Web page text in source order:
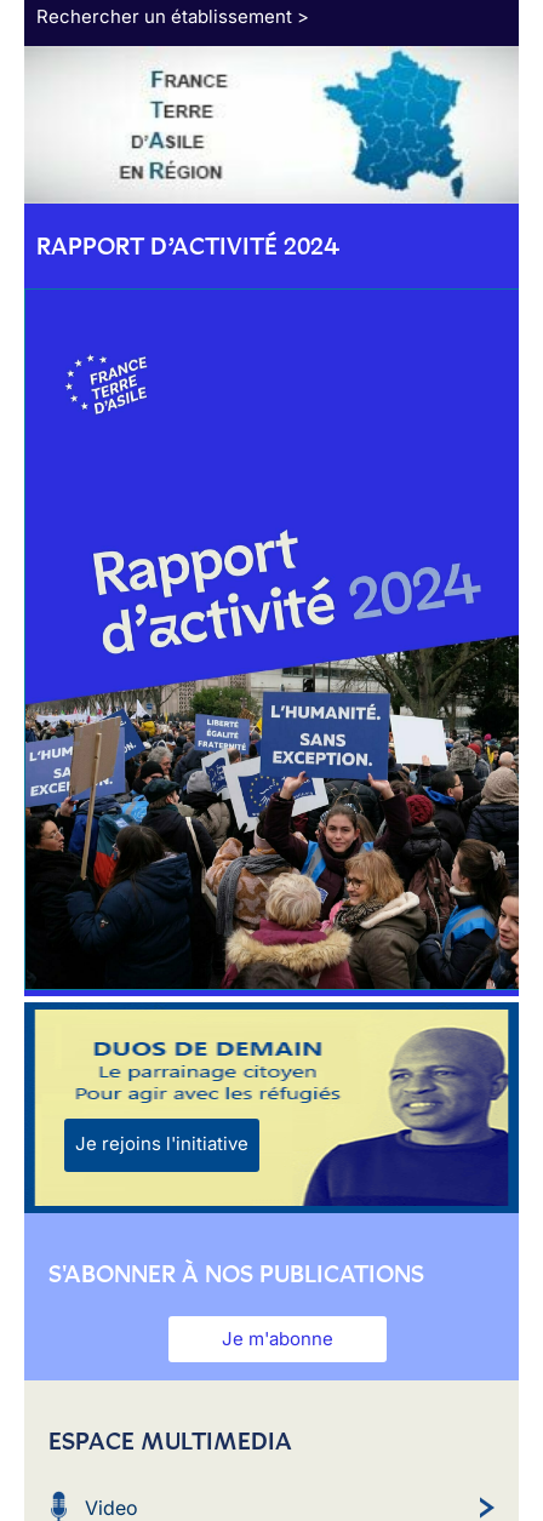
Rechercher un établissement >
RAPPORT D’ACTIVITÉ 2024
Je rejoins l'initiative
S'ABONNER À NOS PUBLICATIONS
Je m'abonne
ESPACE MULTIMEDIA
Video